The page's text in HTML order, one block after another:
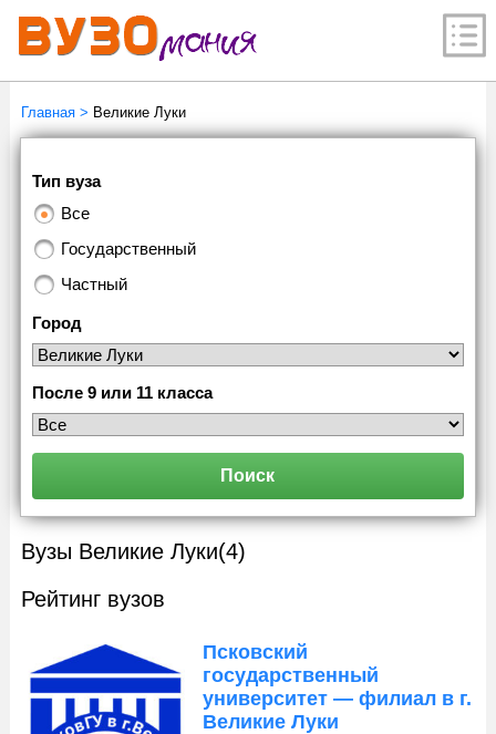
Главная> Великие Луки
Тип вуза
Все
Государственный
Частный
Город
После 9 или 11 класса
Поиск
Вузы Великие Луки(4)
Рейтинг вузов
Псковский
государственный
университет — филиал в г.
Великие Луки